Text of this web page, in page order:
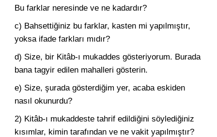
Bu farklar neresinde ve ne kadardır?
c) Bahsettiğiniz bu farklar, kasten mi yapılmıştır,
yoksa ifade farkları mıdır?
d) Size, bir Kitâb-ı mukaddes gösteriyorum. Burada
bana tagyir edilen mahalleri gösterin.
e) Size, şurada gösterdiğim yer, acaba eskiden
nasıl okunurdu?
2) Kitâb-ı mukaddeste tahrif edildiğini söylediğiniz
kısımlar, kimin tarafından ve ne vakit yapılmıştır?